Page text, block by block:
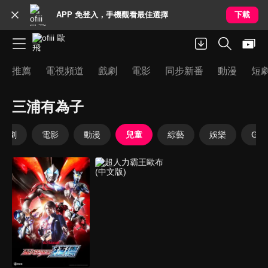
APP 免登入，手機觀看最佳選擇 下載
推薦 電視頻道 戲劇 電影 同步新番 動漫 短
三浦有為子
戲劇 電影 動漫 兒童 綜藝 娛樂